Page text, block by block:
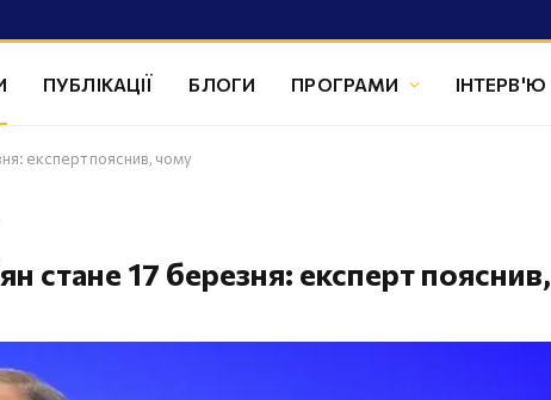
ПУБЛІКАЦІЇ БЛОГИ ПРОГРАМИ ІНТЕРВ'Ю
експерт пояснив, чому
стане 17 березня: експерт пояснив,